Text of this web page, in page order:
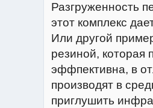
Разгруженность
этот комплекс
Или другой
резиной,
эффпективна, в
производят в
приглушить